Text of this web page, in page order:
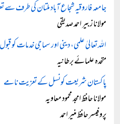
جامعہ فاروقیہ شجاع آباد ملتان کی طرف
مولانا زبیر احمد صدیقی
اللہ تعالیٰ علمی، دینی اور سماجی خدمات کو
متحدہ علمائے برطانیہ
پاکستان شریعت کونسل کے تعزیت نامے
مولانا حافظ امجد محمود معاویہ
پروفیسر حافظ منیر احمد